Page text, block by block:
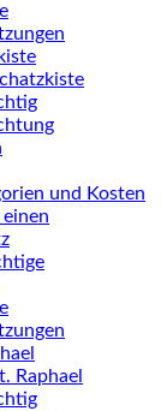
und Kosten
Raphael